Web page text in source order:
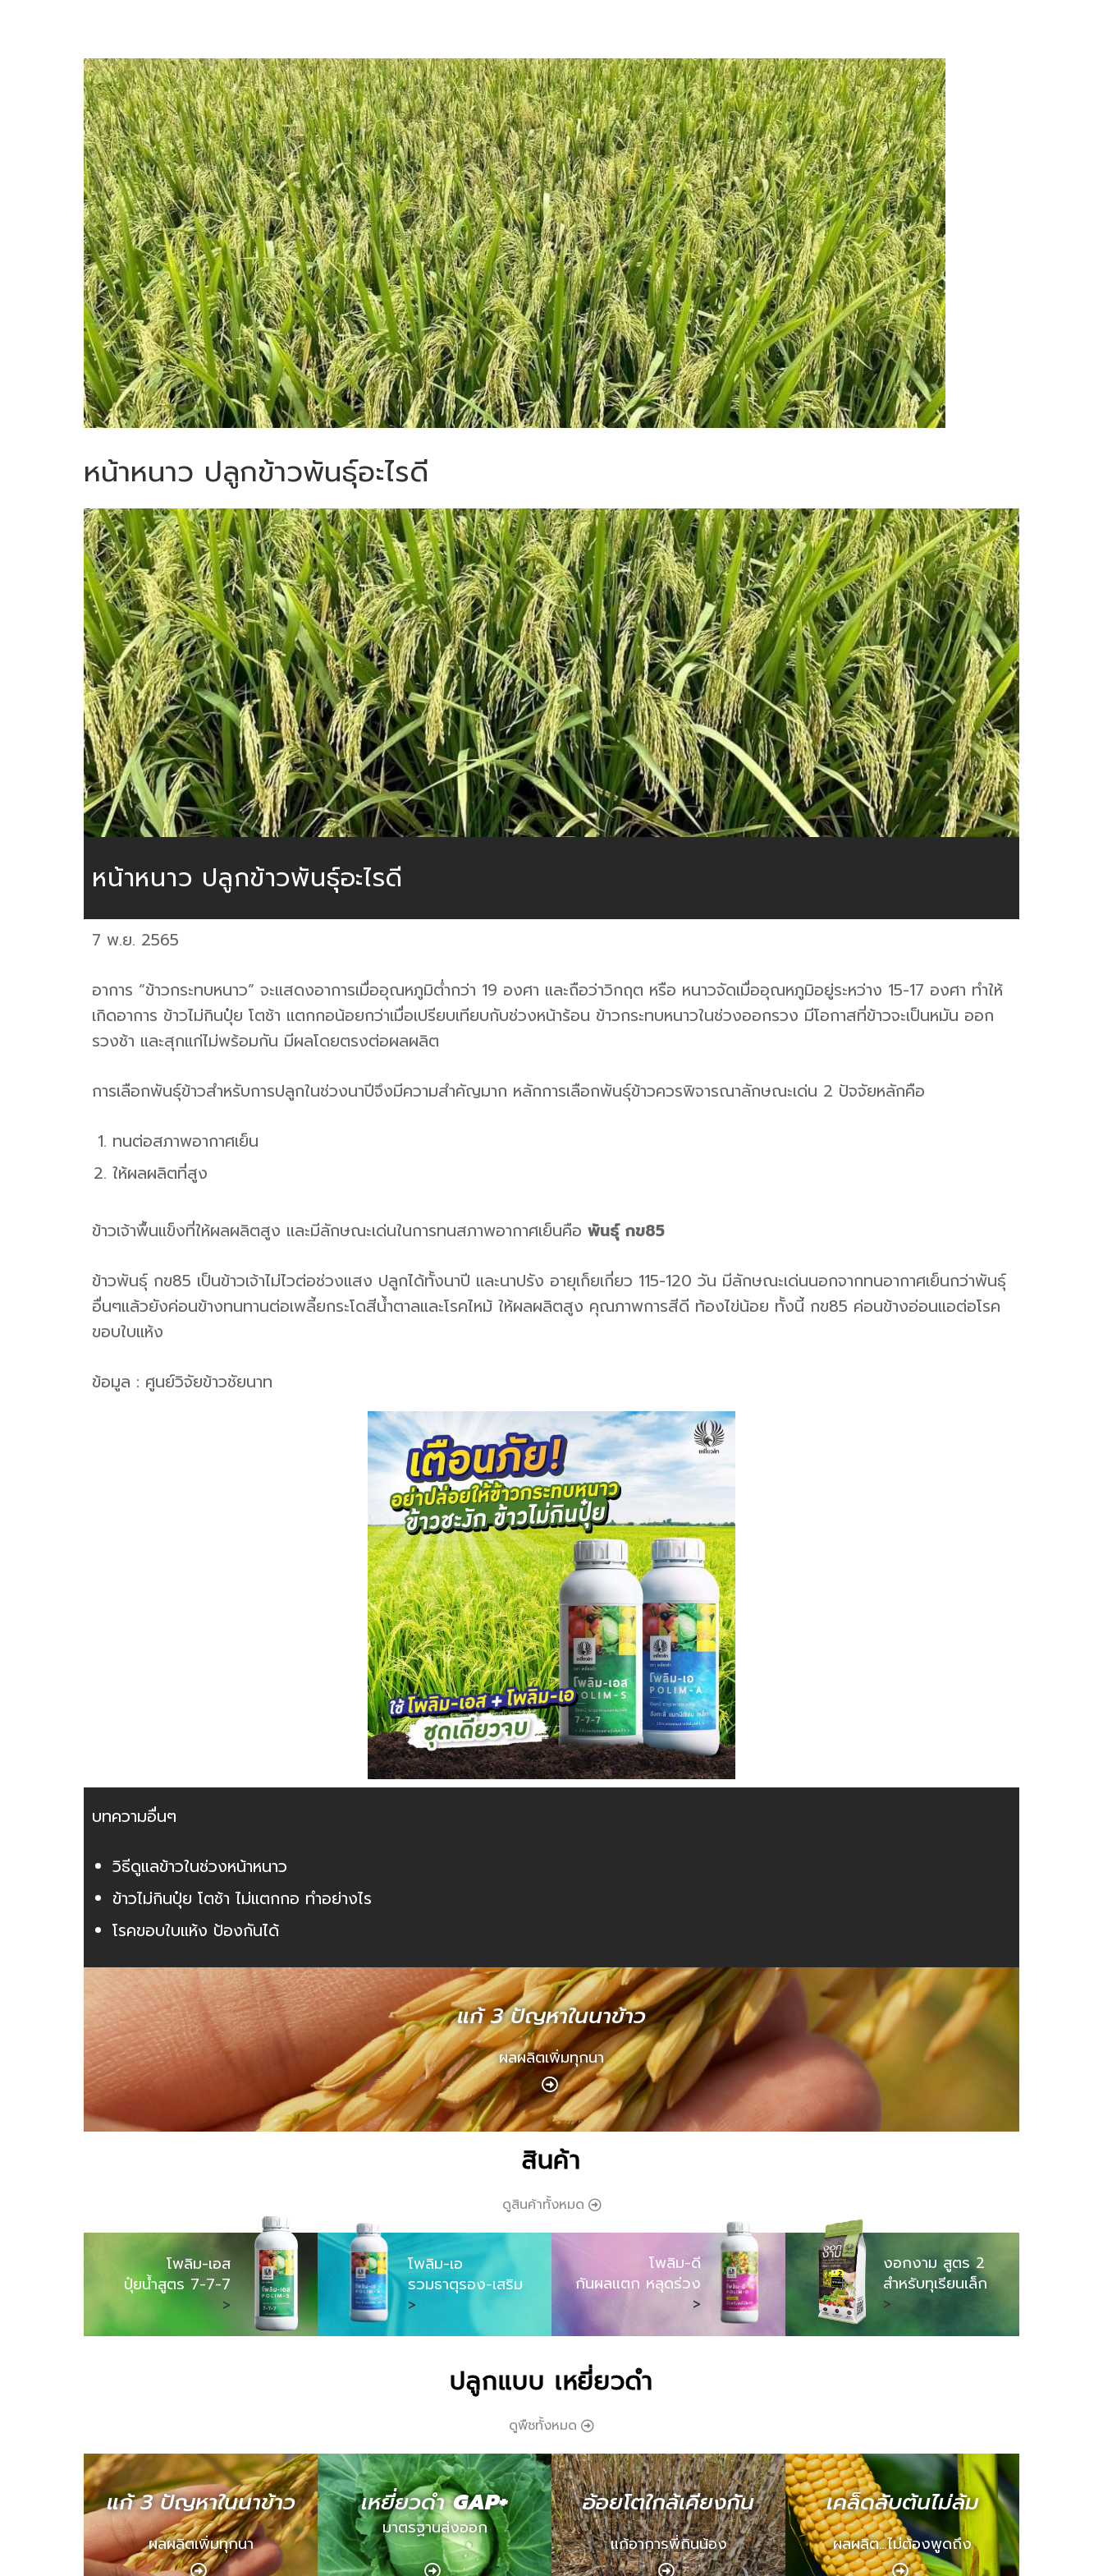
หน้าหนาว ปลูกข้าวพันธุ์อะไรดี
หน้าหนาว ปลูกข้าวพันธุ์อะไรดี
7 พ.ย. 2565
อาการ “ข้าวกระทบหนาว” จะแสดงอาการเมื่ออุณหภูมิต่ำกว่า 19 องศา และถือว่าวิกฤต หรือ หนาวจัดเมื่ออุณหภูมิอยู่ระหว่าง 15-17 องศา ทำให้
เกิดอาการ ข้าวไม่กินปุ๋ย โตช้า แตกกอน้อยกว่าเมื่อเปรียบเทียบกับช่วงหน้าร้อน ข้าวกระทบหนาวในช่วงออกรวง มีโอกาสที่ข้าวจะเป็นหมัน ออก
รวงช้า และสุกแก่ไม่พร้อมกัน มีผลโดยตรงต่อผลผลิต
การเลือกพันธุ์ข้าวสำหรับการปลูกในช่วงนาปีจึงมีความสำคัญมาก หลักการเลือกพันธุ์ข้าวควรพิจารณาลักษณะเด่น 2 ปัจจัยหลักคือ
ทนต่อสภาพอากาศเย็น
ให้ผลผลิตที่สูง
ข้าวเจ้าพื้นแข็งที่ให้ผลผลิตสูง และมีลักษณะเด่นในการทนสภาพอากาศเย็นคือ พันธุ์ กข85
ข้าวพันธุ์ กข85 เป็นข้าวเจ้าไม่ไวต่อช่วงแสง ปลูกได้ทั้งนาปี และนาปรัง อายุเก็ยเกี่ยว 115-120 วัน มีลักษณะเด่นนอกจากทนอากาศเย็นกว่าพันธุ์
อื่นๆแล้วยังค่อนข้างทนทานต่อเพลี้ยกระโดสีน้ำตาลและโรคไหม้ ให้ผลผลิตสูง คุณภาพการสีดี ท้องไข่น้อย ทั้งนี้ กข85 ค่อนข้างอ่อนแอต่อโรค
ขอบใบแห้ง
ข้อมูล : ศูนย์วิจัยข้าวชัยนาท
บทความอื่นๆ
วิธีดูแลข้าวในช่วงหน้าหนาว
ข้าวไม่กินปุ๋ย โตช้า ไม่แตกกอ ทำอย่างไร
โรคขอบใบแห้ง ป้องกันได้
แก้ 3 ปัญหาในนาข้าว
ผลผลิตเพิ่มทุกนา
สินค้า
ดูสินค้าทั้งหมด
โพลิม-เอส
ปุ๋ยน้ำสูตร 7-7-7
>
โพลิม-เอ
รวมธาตุรอง-เสริม
>
โพลิม-ดี
กันผลแตก หลุดร่วง
>
งอกงาม สูตร 2
สำหรับทุเรียนเล็ก
>
ปลูกแบบ เหยี่ยวดำ
ดูพืชทั้งหมด
แก้ 3 ปัญหาในนาข้าว
ผลผลิตเพิ่มทุกนา
เหยี่ยวดำ GAP+
มาตรฐานส่งออก
อ้อยโตใกล้เคียงกัน
แก้อาการพี่กินน้อง
เคล็ดลับต้นไม่ล้ม
ผลผลิต…ไม่ต้องพูดถึง